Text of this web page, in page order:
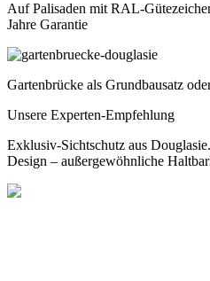
Auf Palisaden mit RAL-
Jahre Garantie
Gartenbrücke als Grundbausatz
Unsere Experten-Empfehlung
Exklusiv-Sichtschutz aus
Design – außergewöhnliche